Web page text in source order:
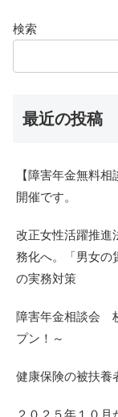
検索
最近の投稿
【障害年金無料
開催です。
改正女性活躍推進
務化へ。「男女の
の実務対策
障害年金相談会
プン！～
健康保険の被扶養
２０２５年１０月